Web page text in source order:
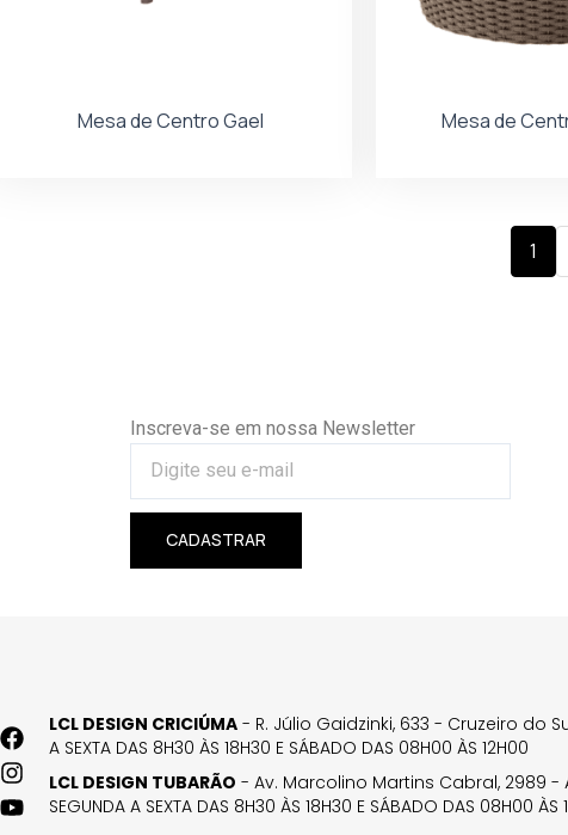
Mesa de Centro Gael Mesa de
1
Inscreva-se em nossa Newsletter
CADASTRAR
LCL DESIGN CRICIÚMA - R. Júlio Gaidzinki, 633 - Cruzeiro do
A SEXTA DAS 8H30 ÀS 18H30 E SÁBADO DAS 08H00 ÀS 12H00
LCL DESIGN TUBARÃO - Av. Marcolino Martins Cabral, 2989 -
SEGUNDA A SEXTA DAS 8H30 ÀS 18H30 E SÁBADO DAS 08H00 ÀS